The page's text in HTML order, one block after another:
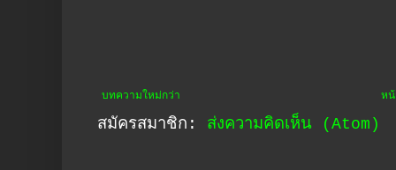
บทความใหม่กว่า หน้
สมัครสมาชิก: ส่งความคิดเห็น (Atom)